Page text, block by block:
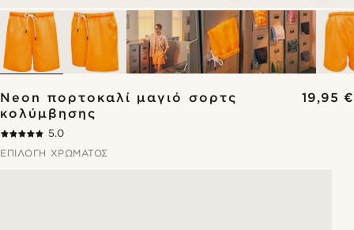
Neon πορτοκαλί μαγιό σορτς
κολύμβησης
19,95 €
5.0
ΕΠΙΛΟΓΉ ΧΡΏΜΑΤΟΣ